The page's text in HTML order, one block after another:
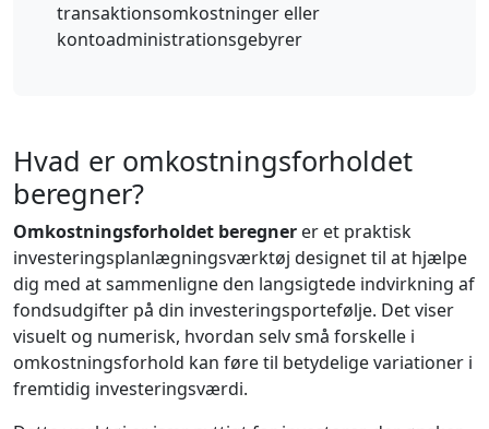
transaktionsomkostninger eller
kontoadministrationsgebyrer
Hvad er omkostningsforholdet
beregner?
Omkostningsforholdet beregner er et praktisk
investeringsplanlægningsværktøj designet til at hjælpe
dig med at sammenligne den langsigtede indvirkning af
fondsudgifter på din investeringsportefølje. Det viser
visuelt og numerisk, hvordan selv små forskelle i
omkostningsforhold kan føre til betydelige variationer i
fremtidig investeringsværdi.